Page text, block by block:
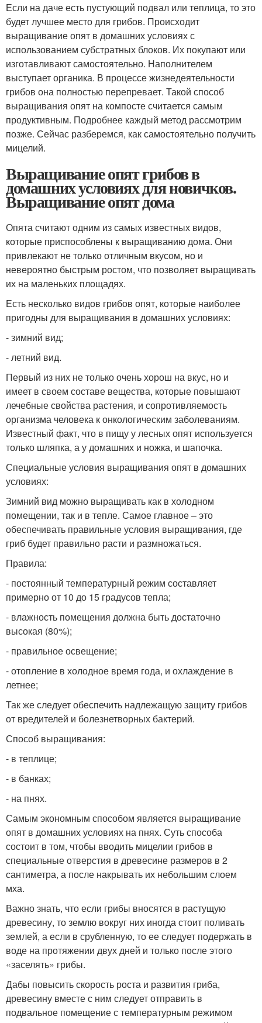
Если на даче есть пустующий подвал или теплица, то это
будет лучшее место для грибов. Происходит
выращивание опят в домашних условиях с
использованием субстратных блоков. Их покупают или
изготавливают самостоятельно. Наполнителем
выступает органика. В процессе жизнедеятельности
грибов она полностью перепревает. Такой способ
выращивания опят на компосте считается самым
продуктивным. Подробнее каждый метод рассмотрим
позже. Сейчас разберемся, как самостоятельно получить
мицелий.
Выращивание опят грибов в
домашних условиях для новичков.
Выращивание опят дома
Опята считают одним из самых известных видов,
которые приспособлены к выращиванию дома. Они
привлекают не только отличным вкусом, но и
невероятно быстрым ростом, что позволяет выращивать
их на маленьких площадях.
Есть несколько видов грибов опят, которые наиболее
пригодны для выращивания в домашних условиях:
- зимний вид;
- летний вид.
Первый из них не только очень хорош на вкус, но и
имеет в своем составе вещества, которые повышают
лечебные свойства растения, и сопротивляемость
организма человека к онкологическим заболеваниям.
Известный факт, что в пищу у лесных опят используется
только шляпка, а у домашних и ножка, и шапочка.
Специальные условия выращивания опят в домашних
условиях:
Зимний вид можно выращивать как в холодном
помещении, так и в тепле. Самое главное – это
обеспечивать правильные условия выращивания, где
гриб будет правильно расти и размножаться.
Правила:
- постоянный температурный режим составляет
примерно от 10 до 15 градусов тепла;
- влажность помещения должна быть достаточно
высокая (80%);
- правильное освещение;
- отопление в холодное время года, и охлаждение в
летнее;
Так же следует обеспечить надлежащую защиту грибов
от вредителей и болезнетворных бактерий.
Способ выращивания:
- в теплице;
- в банках;
- на пнях.
Самым экономным способом является выращивание
опят в домашних условиях на пнях. Суть способа
состоит в том, чтобы вводить мицелии грибов в
специальные отверстия в древесине размеров в 2
сантиметра, а после накрывать их небольшим слоем
мха.
Важно знать, что если грибы вносятся в растущую
древесину, то землю вокруг них иногда стоит поливать
землей, а если в срубленную, то ее следует подержать в
воде на протяжении двух дней и только после этого
«заселять» грибы.
Дабы повысить скорость роста и развития гриба,
древесину вместе с ним следует отправить в
подвальное помещение с температурным режимом